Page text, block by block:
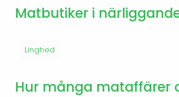
Matbutiker i
Linghed
Hur många mataffärer